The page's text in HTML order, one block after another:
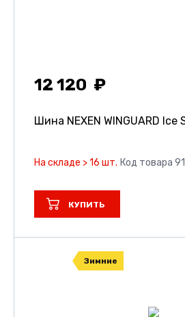
12 120
Шина NEXEN WINGUARD Ice
На складе > 16 шт. Код товара
КУПИТЬ
Зимние